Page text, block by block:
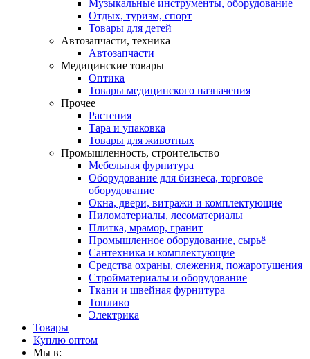
Музыкальные инструменты, оборудование
Отдых, туризм, спорт
Товары для детей
Автозапчасти, техника
Автозапчасти
Медицинские товары
Оптика
Товары медицинского назначения
Прочее
Растения
Тара и упаковка
Товары для животных
Промышленность, строительство
Мебельная фурнитура
Оборудование для бизнеса, торговое
оборудование
Окна, двери, витражи и комплектующие
Пиломатериалы, лесоматериалы
Плитка, мрамор, гранит
Промышленное оборудование, сырьё
Сантехника и комплектующие
Средства охраны, слежения, пожаротушения
Стройматериалы и оборудование
Ткани и швейная фурнитура
Топливо
Электрика
Товары
Куплю оптом
Мы в: